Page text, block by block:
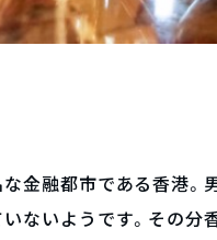
金融都市である香港。
ないようです。その分